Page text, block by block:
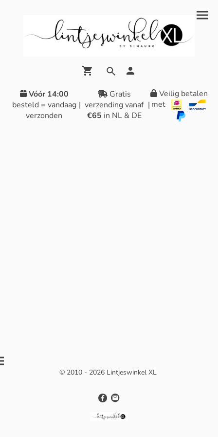
Vóór 14:00
besteld = vandaag
verzonden
|
Gratis
verzending vanaf
€65 in NL & DE
|
Veilig betalen
met
© 2010 - 2026 Lintjeswinkel XL